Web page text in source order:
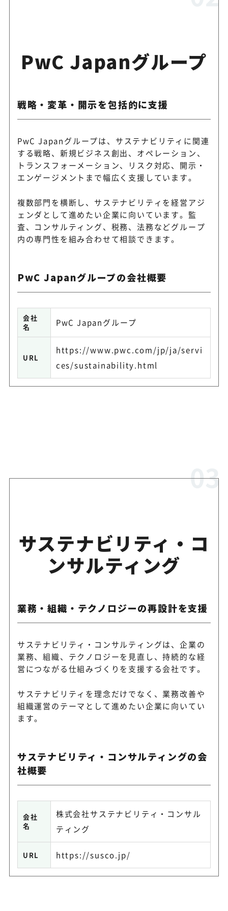
PwC Japanグループ
戦略・変革・開示を包括的に支援
PwC Japanグループは、サステナビリティに関連
する戦略、新規ビジネス創出、オペレーション、
トランスフォーメーション、リスク対応、開示・
エンゲージメントまで幅広く支援しています。
複数部門を横断し、サステナビリティを経営アジ
ェンダとして進めたい企業に向いています。監
査、コンサルティング、税務、法務などグループ
内の専門性を組み合わせて相談できます。
PwC Japanグループの会社概要
会社
名
PwC Japanグループ
URL
https://www.pwc.com/jp/ja/servi
ces/sustainability.html
サステナビリティ・コ
ンサルティング
業務・組織・テクノロジーの再設計を支援
サステナビリティ・コンサルティングは、企業の
業務、組織、テクノロジーを見直し、持続的な経
営につながる仕組みづくりを支援する会社です。
サステナビリティを理念だけでなく、業務改善や
組織運営のテーマとして進めたい企業に向いてい
ます。
サステナビリティ・コンサルティングの会
社概要
会社
名
株式会社サステナビリティ・コンサル
ティング
URL https://susco.jp/